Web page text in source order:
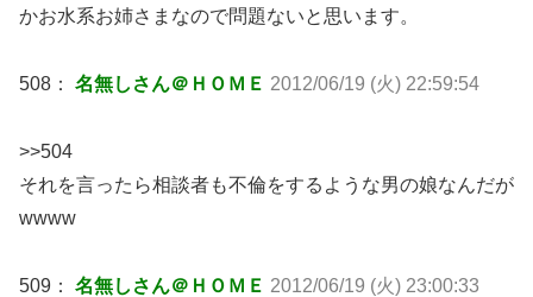
かお水系お姉さまなので問題ないと思います。
508： 名無しさん＠ＨＯＭＥ 2012/06/19 (火) 22:59:54
>>504
それを言ったら相談者も不倫をするような男の娘なんだが
wwww
509： 名無しさん＠ＨＯＭＥ 2012/06/19 (火) 23:00:33